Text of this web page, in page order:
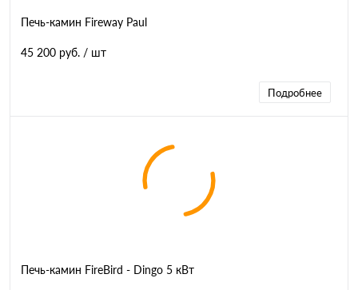
Печь-камин Fireway Paul
45 200 руб. / шт
Подробнее
Печь-камин FireBird - Dingo 5 кВт